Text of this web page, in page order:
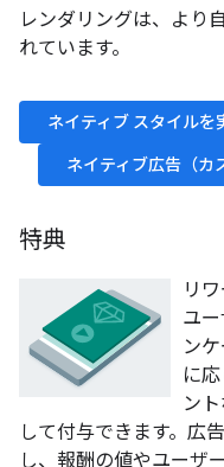
レンダリングは、より
れています。
ネイティブ スタイルを
ネイティブ広告（カ
特典
リ
ユ
ン
に
ン
して付与できます。広
し、報酬の値やユーザ